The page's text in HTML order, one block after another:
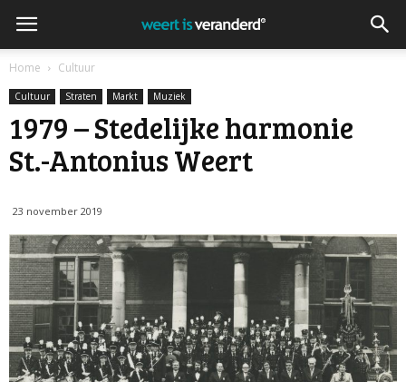
Home Cultuur
Cultuur Straten Markt Muziek
1979 – Stedelijke harmonie
St.-Antonius Weert
23 november 2019